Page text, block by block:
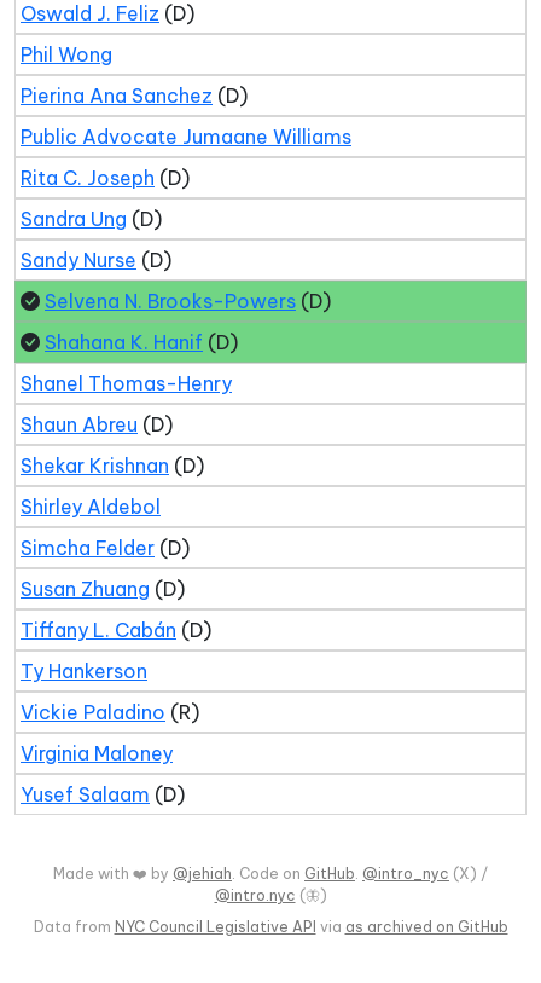
Oswald J. Feliz (D)
Phil Wong
Pierina Ana Sanchez (D)
Public Advocate Jumaane Williams
Rita C. Joseph (D)
Sandra Ung (D)
Sandy Nurse (D)
Selvena N. Brooks-Powers (D)
Shahana K. Hanif (D)
Shanel Thomas-Henry
Shaun Abreu (D)
Shekar Krishnan (D)
Shirley Aldebol
Simcha Felder (D)
Susan Zhuang (D)
Tiffany L. Cabán (D)
Ty Hankerson
Vickie Paladino (R)
Virginia Maloney
Yusef Salaam (D)
Made with ❤️ by @jehiah. Code on GitHub. @intro_nyc (X) /
@intro.nyc (🦋)
Data from NYC Council Legislative API via as archived on GitHub